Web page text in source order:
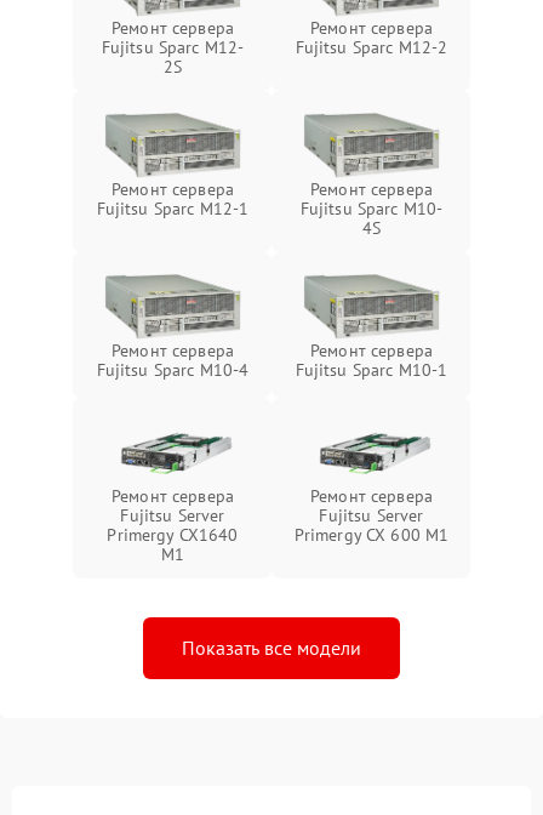
Ремонт сервера
Fujitsu Sparc M12-
2S
Ремонт сервера
Fujitsu Sparc M12-2
Ремонт сервера
Fujitsu Sparc M12-1
Ремонт сервера
Fujitsu Sparc M10-
4S
Ремонт сервера
Fujitsu Sparc M10-4
Ремонт сервера
Fujitsu Sparc M10-1
Ремонт сервера
Fujitsu Server
Primergy CX1640
M1
Ремонт сервера
Fujitsu Server
Primergy CX 600 M1
Показать все модели